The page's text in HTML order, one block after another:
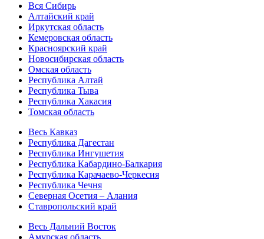
Вся Сибирь
Алтайский край
Иркутская область
Кемеровская область
Красноярский край
Новосибирская область
Омская область
Республика Алтай
Республика Тыва
Республика Хакасия
Томская область
Весь Кавказ
Республика Дагестан
Республика Ингушетия
Республика Кабардино-Балкария
Республика Карачаево-Черкесия
Республика Чечня
Северная Осетия – Алания
Ставропольский край
Весь Дальний Восток
Амурская область